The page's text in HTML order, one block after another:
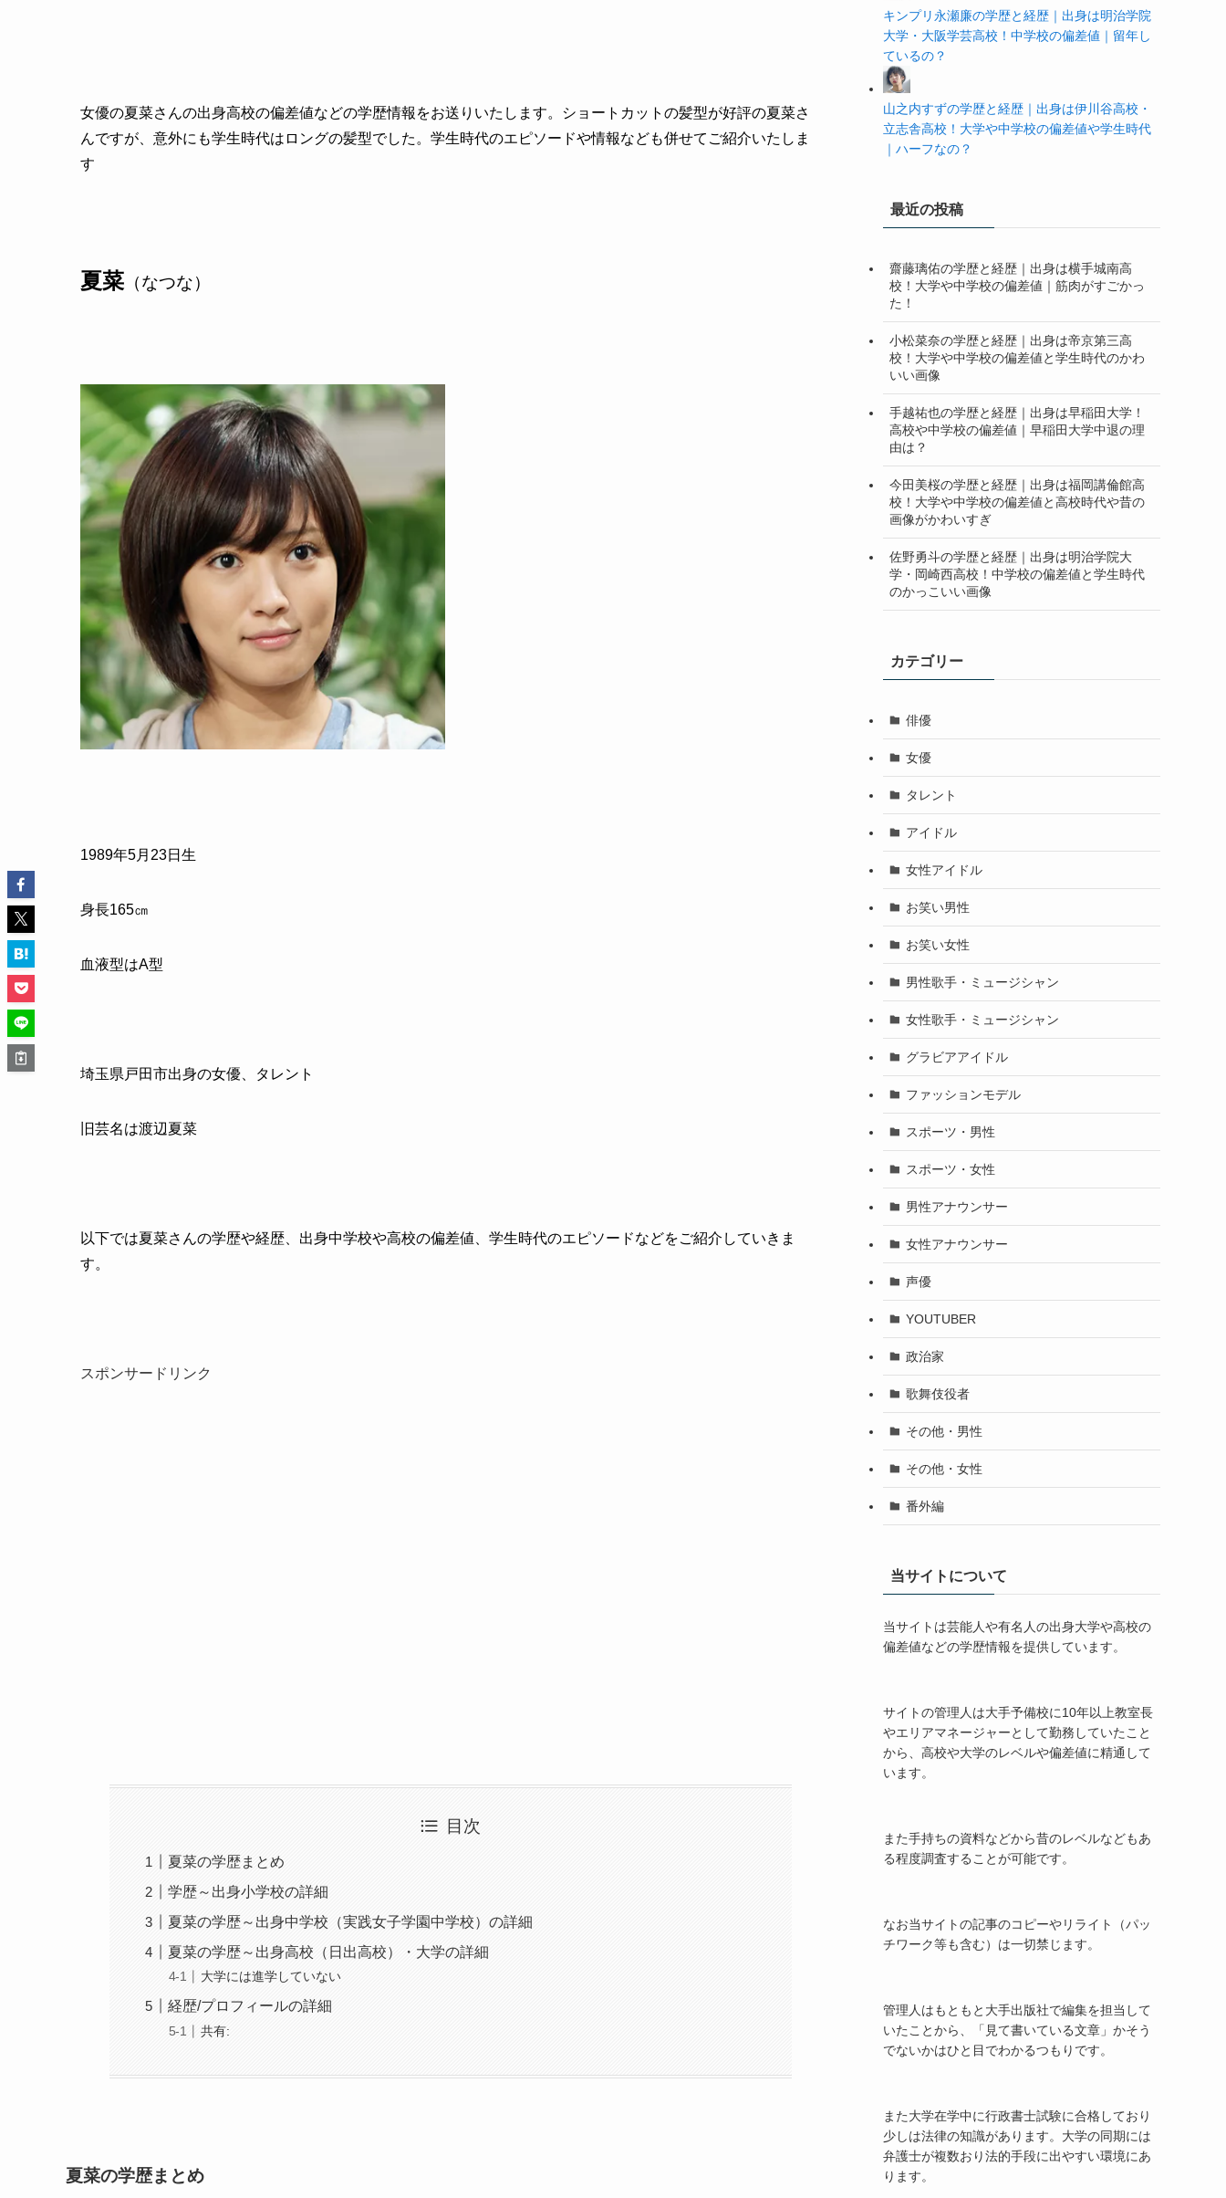
女優の夏菜さんの出身高校の偏差値などの学歴情報をお送りいたします。ショートカットの髪型が好評の夏菜さ
んですが、意外にも学生時代はロングの髪型でした。学生時代のエピソードや情報なども併せてご紹介いたしま
す
夏菜 （なつな）
1989年5月23日生
身長165㎝
血液型はA型
埼玉県戸田市出身の女優、タレント
旧芸名は渡辺夏菜
以下では夏菜さんの学歴や経歴、出身中学校や高校の偏差値、学生時代のエピソードなどをご紹介していきま
す。
スポンサードリンク
目次
夏菜の学歴まとめ
学歴～出身小学校の詳細
夏菜の学歴～出身中学校（実践女子学園中学校）の詳細
夏菜の学歴～出身高校（日出高校）・大学の詳細
大学には進学していない
経歴/プロフィールの詳細
共有:
夏菜の学歴まとめ
キンプリ永瀬廉の学歴と経歴｜出身は明治学院
大学・大阪学芸高校！中学校の偏差値｜留年し
ているの？
山之内すずの学歴と経歴｜出身は伊川谷高校・
立志舎高校！大学や中学校の偏差値や学生時代
｜ハーフなの？
最近の投稿
齋藤璃佑の学歴と経歴｜出身は横手城南高
校！大学や中学校の偏差値｜筋肉がすごかっ
た！
小松菜奈の学歴と経歴｜出身は帝京第三高
校！大学や中学校の偏差値と学生時代のかわ
いい画像
手越祐也の学歴と経歴｜出身は早稲田大学！
高校や中学校の偏差値｜早稲田大学中退の理
由は？
今田美桜の学歴と経歴｜出身は福岡講倫館高
校！大学や中学校の偏差値と高校時代や昔の
画像がかわいすぎ
佐野勇斗の学歴と経歴｜出身は明治学院大
学・岡崎西高校！中学校の偏差値と学生時代
のかっこいい画像
カテゴリー
俳優
女優
タレント
アイドル
女性アイドル
お笑い男性
お笑い女性
男性歌手・ミュージシャン
女性歌手・ミュージシャン
グラビアアイドル
ファッションモデル
スポーツ・男性
スポーツ・女性
男性アナウンサー
女性アナウンサー
声優
YOUTUBER
政治家
歌舞伎役者
その他・男性
その他・女性
番外編
当サイトについて
当サイトは芸能人や有名人の出身大学や高校の
偏差値などの学歴情報を提供しています。
サイトの管理人は大手予備校に10年以上教室長
やエリアマネージャーとして勤務していたこと
から、高校や大学のレベルや偏差値に精通して
います。
また手持ちの資料などから昔のレベルなどもあ
る程度調査することが可能です。
なお当サイトの記事のコピーやリライト（パッ
チワーク等も含む）は一切禁じます。
管理人はもともと大手出版社で編集を担当して
いたことから、「見て書いている文章」かそう
でないかはひと目でわかるつもりです。
また大学在学中に行政書士試験に合格しており
少しは法律の知識があります。大学の同期には
弁護士が複数おり法的手段に出やすい環境にあ
ります。